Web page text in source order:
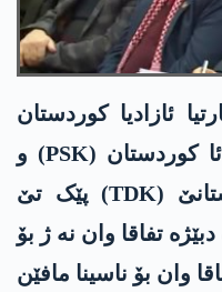
ئازادیا کوردستان
(PAK)، پارتیا سۆسیالیست ئا کوردستان (PSK) و
تەڤگەرا دەمۆکراتێن کوردستانێ (TDK) پێک تێ
تفاقا وان نە ژ بۆ
وان بۆ ناسینا مافێن